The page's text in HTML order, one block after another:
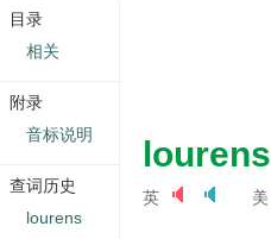
lourens
英 美
目录
相关
附录
音标说明
查词历史
lourens